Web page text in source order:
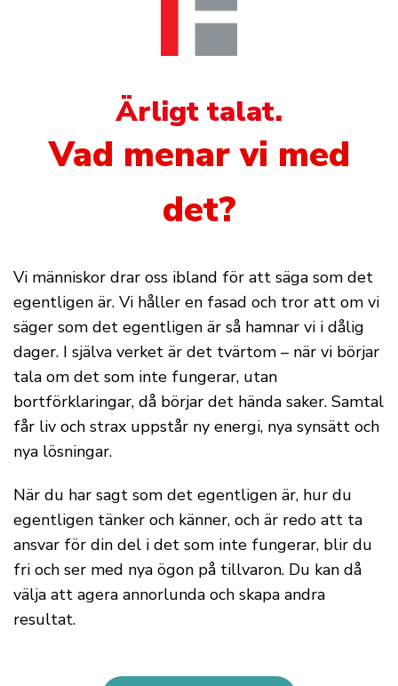
Ärligt talat.
Vad menar vi med
det?
Vi människor drar oss ibland för att säga som det
egentligen är. Vi håller en fasad och tror att om vi
säger som det egentligen är så hamnar vi i dålig
dager. I själva verket är det tvärtom – när vi börjar
tala om det som inte fungerar, utan
bortförklaringar, då börjar det hända saker. Samtal
får liv och strax uppstår ny energi, nya synsätt och
nya lösningar.
När du har sagt som det egentligen är, hur du
egentligen tänker och känner, och är redo att ta
ansvar för din del i det som inte fungerar, blir du
fri och ser med nya ögon på tillvaron. Du kan då
välja att agera annorlunda och skapa andra
resultat.